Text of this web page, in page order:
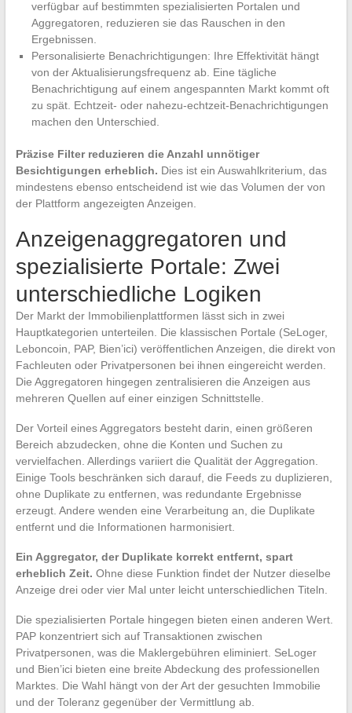
verfügbar auf bestimmten spezialisierten Portalen und
Aggregatoren, reduzieren sie das Rauschen in den
Ergebnissen.
Personalisierte Benachrichtigungen: Ihre Effektivität hängt
von der Aktualisierungsfrequenz ab. Eine tägliche
Benachrichtigung auf einem angespannten Markt kommt oft
zu spät. Echtzeit- oder nahezu-echtzeit-Benachrichtigungen
machen den Unterschied.
Präzise Filter reduzieren die Anzahl unnötiger
Besichtigungen erheblich. Dies ist ein Auswahlkriterium, das
mindestens ebenso entscheidend ist wie das Volumen der von
der Plattform angezeigten Anzeigen.
Anzeigenaggregatoren und
spezialisierte Portale: Zwei
unterschiedliche Logiken
Der Markt der Immobilienplattformen lässt sich in zwei
Hauptkategorien unterteilen. Die klassischen Portale (SeLoger,
Leboncoin, PAP, Bien’ici) veröffentlichen Anzeigen, die direkt von
Fachleuten oder Privatpersonen bei ihnen eingereicht werden.
Die Aggregatoren hingegen zentralisieren die Anzeigen aus
mehreren Quellen auf einer einzigen Schnittstelle.
Der Vorteil eines Aggregators besteht darin, einen größeren
Bereich abzudecken, ohne die Konten und Suchen zu
vervielfachen. Allerdings variiert die Qualität der Aggregation.
Einige Tools beschränken sich darauf, die Feeds zu duplizieren,
ohne Duplikate zu entfernen, was redundante Ergebnisse
erzeugt. Andere wenden eine Verarbeitung an, die Duplikate
entfernt und die Informationen harmonisiert.
Ein Aggregator, der Duplikate korrekt entfernt, spart
erheblich Zeit. Ohne diese Funktion findet der Nutzer dieselbe
Anzeige drei oder vier Mal unter leicht unterschiedlichen Titeln.
Die spezialisierten Portale hingegen bieten einen anderen Wert.
PAP konzentriert sich auf Transaktionen zwischen
Privatpersonen, was die Maklergebühren eliminiert. SeLoger
und Bien’ici bieten eine breite Abdeckung des professionellen
Marktes. Die Wahl hängt von der Art der gesuchten Immobilie
und der Toleranz gegenüber der Vermittlung ab.